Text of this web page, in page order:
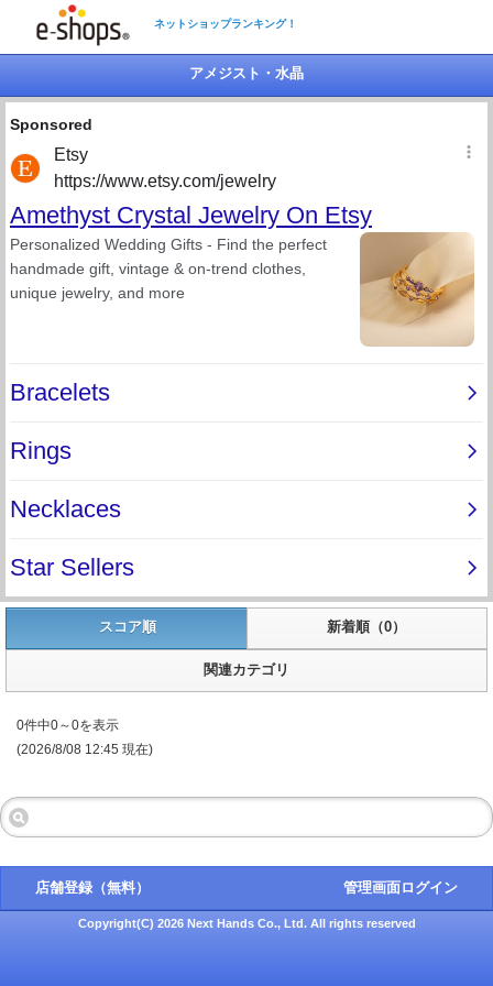
ネットショップランキング！
アメジスト・水晶
スコア順 新着順（0）
関連カテゴリ
0件中0～0を表示
(2026/8/08 12:45 現在)
店舗登録（無料） 管理画面ログイン
Copyright(C) 2026 Next Hands Co., Ltd. All rights reserved